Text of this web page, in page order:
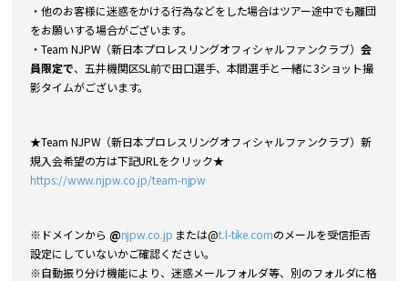
・他のお客様に迷惑をかける行為などをした場合はツアー途中でも離団
をお願いする場合がございます。
・Team NJPW（新日本プロレスリングオフィシャルファンクラブ）会
員限定で、五井機関区SL前で田口選手、本間選手と一緒に3ショット撮
影タイムがございます。
★Team NJPW（新日本プロレスリングオフィシャルファンクラブ）新
規入会希望の方は下記URLをクリック★
https://www.njpw.co.jp/team-njpw
※ドメインから @njpw.co.jp または@t.l-tike.comのメールを受信拒否
設定にしていないかご確認ください。
※自動振り分け機能により、迷惑メールフォルダ等、別のフォルダに格